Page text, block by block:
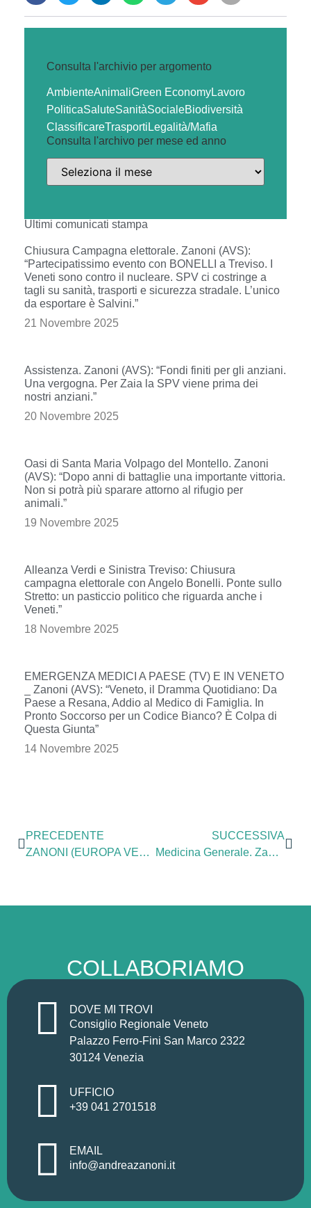
Consulta l'archivio per argomento
AmbienteAnimaliGreen EconomyLavoro
PoliticaSaluteSanitàSocialeBiodiversità
ClassificareTrasporti Legalità/Mafia
Consulta l'archivo per mese ed anno
Ultimi comunicati stampa
Chiusura Campagna elettorale. Zanoni (AVS):
“Partecipatissimo evento con BONELLI a Treviso. I
Veneti sono contro il nucleare. SPV ci costringe a
tagli su sanità, trasporti e sicurezza stradale. L’unico
da esportare è Salvini.”
21 Novembre 2025
Assistenza. Zanoni (AVS): “Fondi finiti per gli anziani.
Una vergogna. Per Zaia la SPV viene prima dei
nostri anziani.”
20 Novembre 2025
Oasi di Santa Maria Volpago del Montello. Zanoni
(AVS): “Dopo anni di battaglie una importante vittoria.
Non si potrà più sparare attorno al rifugio per
animali.”
19 Novembre 2025
Alleanza Verdi e Sinistra Treviso: Chiusura
campagna elettorale con Angelo Bonelli. Ponte sullo
Stretto: un pasticcio politico che riguarda anche i
Veneti.”
18 Novembre 2025
EMERGENZA MEDICI A PAESE (TV) E IN VENETO
_ Zanoni (AVS): “Veneto, il Dramma Quotidiano: Da
Paese a Resana, Addio al Medico di Famiglia. In
Pronto Soccorso per un Codice Bianco? È Colpa di
Questa Giunta”
14 Novembre 2025
PRECEDENTE
ZANONI (EUROPA VERDE – AVS): “CACCIA IN DEROGA A FRINGUELLI E STORNI È ILLEGITTIMA. RISCHIO INFRAZIONE UE E PESANTI SANZIONI EUROPEE”.
SUCCESSIVA
Medicina Generale. Zanoni (EV): “Flop graduatorie penalizzano Treviso, migliaia di cittadini senza medico di base, presentata interrogazione.”
COLLABORIAMO
DOVE MI TROVI
Consiglio Regionale Veneto
Palazzo Ferro-Fini San Marco 2322
30124 Venezia
UFFICIO
+39 041 2701518
EMAIL
info@andreazanoni.it